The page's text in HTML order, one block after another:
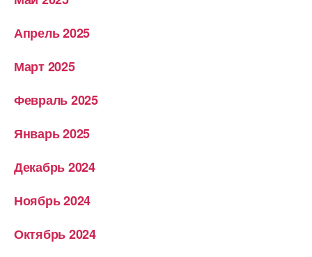
Апрель 2025
Март 2025
Февраль 2025
Январь 2025
Декабрь 2024
Ноябрь 2024
Октябрь 2024